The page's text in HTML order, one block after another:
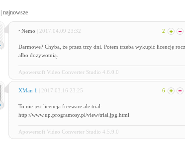
najnowsze
~Nemo | 2017.04.09 23:32 2
Darmowe? Chyba, że przez trzy dni. Potem trzeba wykupić licencję
albo dożywotnią.
Apowersoft Video Converter Studio 4.6.0.0
XMan 1 | 2017.03.16 23:25 6
To nie jest licencja freeware ale trial:
http://www.up.programosy.pl/view/trial.jpg.html
Apowersoft Video Converter Studio 4.5.9.0